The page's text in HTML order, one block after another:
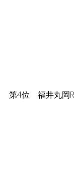
第4位　福井丸岡